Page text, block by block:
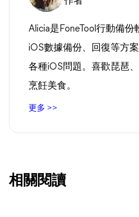
Alicia是FoneTool行動備
iOS數據備份、回復等方
各種iOS問題。喜歡琵琶
烹飪美食。
更多 >>
相關閱讀